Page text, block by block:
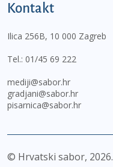
Kontakt
Ilica 256B, 10 000 Zagreb
Tel.: 01/45 69 222
mediji@sabor.hr
gradjani@sabor.hr
pisarnica@sabor.hr
© Hrvatski sabor, 2026